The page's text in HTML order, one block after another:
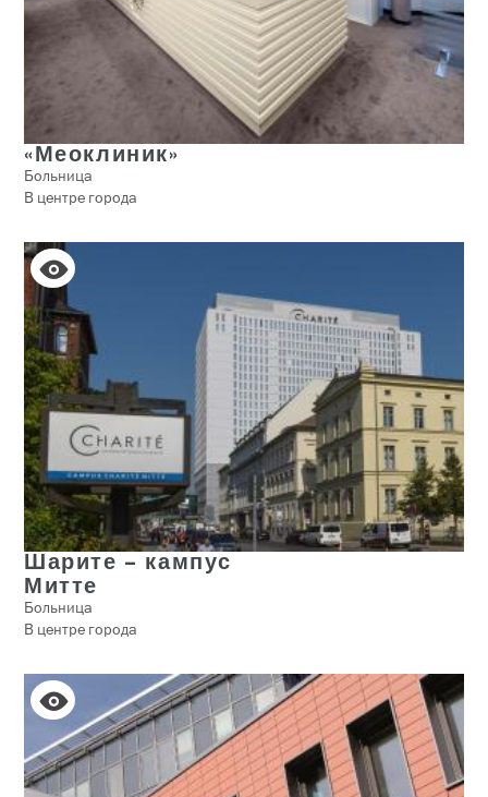
«Меоклиник»
Больница
В центре города
Шарите – кампус
Митте
Больница
В центре города